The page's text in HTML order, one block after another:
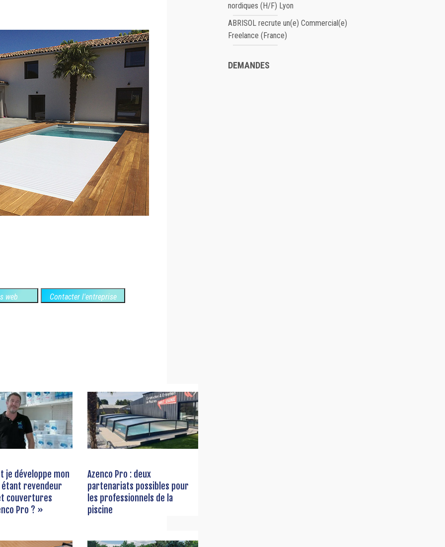
web Contacter l'entreprise
je développe mon
revendeur
couvertures
Pro ? »
Azenco Pro : deux
partenariats possibles pour
les professionnels de la
piscine
nordiques (H/F) Lyon
ABRISOL recrute un(e) Commercial(e)
Freelance (France)
DEMANDES